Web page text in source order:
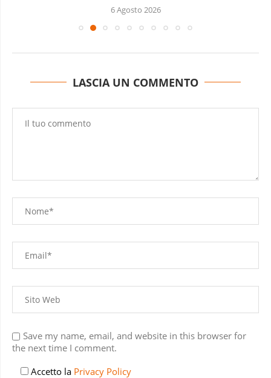
6 Agosto 2026
LASCIA UN COMMENTO
Save my name, email, and website in this browser for
the next time I comment.
Accetto la Privacy Policy